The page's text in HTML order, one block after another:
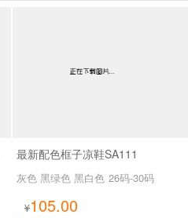
最新配色框子凉鞋SA111
灰色 黑绿色 黑白色 26码-30码
¥105.00